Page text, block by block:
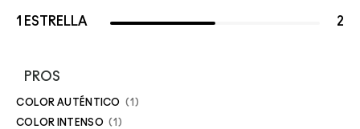
1 ESTRELLA 2
PROS
COLOR AUTÉNTICO 1
COLOR INTENSO 1